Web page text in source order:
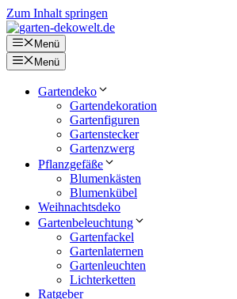
Zum Inhalt springen
Menü
Menü
Gartendeko
Gartendekoration
Gartenfiguren
Gartenstecker
Gartenzwerg
Pflanzgefäße
Blumenkästen
Blumenkübel
Weihnachtsdeko
Gartenbeleuchtung
Gartenfackel
Gartenlaternen
Gartenleuchten
Lichterketten
Ratgeber